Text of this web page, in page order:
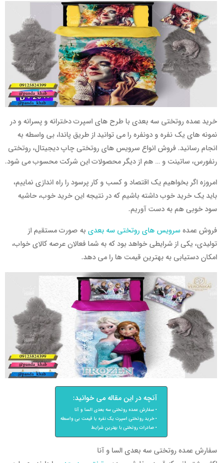
خرید عمده روتختی سه بعدی با طرح های اسپرت دخترانه و پسرانه و در
نمونه های یک نفره و دونفره را می توانید از طریق پاندا، بی واسطه به
انجام رسانید. فروش انواع سرویس های روتختی چاپ دیجیتال، روتختی
رنفورس، ساتینت و … هم از دیگر محصولات این شرکت محسوب می شود.
امروزه اگر بخواهیم یک اقتصاد و کسب و کار پرسود را راه اندازی نماییم،
باید یک خرید خوب داشته باشیم که در نتیجه این خرید خوب، حاشیه
سود خوبی هم به دست آوریم.
فروش عمده سرویس های روتختی سه بعدی به صورت مستقیم از
تولیدی، یکی از شرایطی خواهد بود که به شما فعالان عرصه کالای خواب،
امکان دستیابی به بهترین قیمت ها را می دهد.
آنچه در این مقاله می خوانید:
سفارش عمده روتختی سه بعدی السا و آنا
خرید روتختی اسپرت یک نفره با قیمت بی واسطه
صادرات روتختی با بهترین شرایط
سفارش عمده روتختی سه بعدی السا و آنا